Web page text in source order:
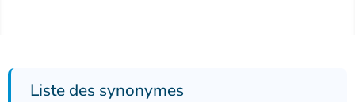
Liste des synonymes